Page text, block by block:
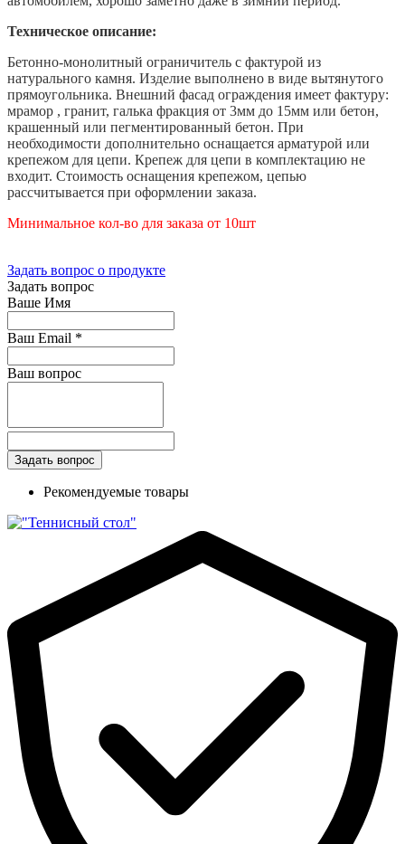
Техническое описание:
Бетонно-монолитный ограничитель с фактурой из
натурального камня. Изделие выполнено в виде вытянутого
прямоугольника. Внешний фасад ограждения имеет фактуру:
мрамор , гранит, галька фракция от 3мм до 15мм или бетон,
крашенный или пегментированный бетон. При
необходимости дополнительно оснащается арматурой или
крепежом для цепи. Крепеж для цепи в комплектацию не
входит. Стоимость оснащения крепежом, цепью
рассчитывается при оформлении заказа.
Минимальное кол-во для заказа от 10шт
Задать вопрос о продукте
Задать вопрос
Ваше Имя
Ваш Email *
Ваш вопрос
Рекомендуемые товары